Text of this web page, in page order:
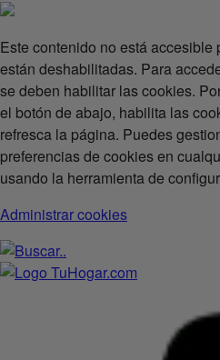
Este contenido no está accesible
están deshabilitadas. Para
se deben habilitar las cookies.
el botón de abajo, habilita las
refresca la página. Puedes
preferencias de cookies en
usando la herramienta de
Administrar cookies